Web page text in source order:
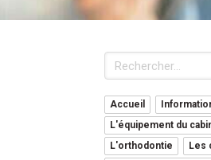
Rechercher
Accueil
L'équipement du
L'orthodontie
Les